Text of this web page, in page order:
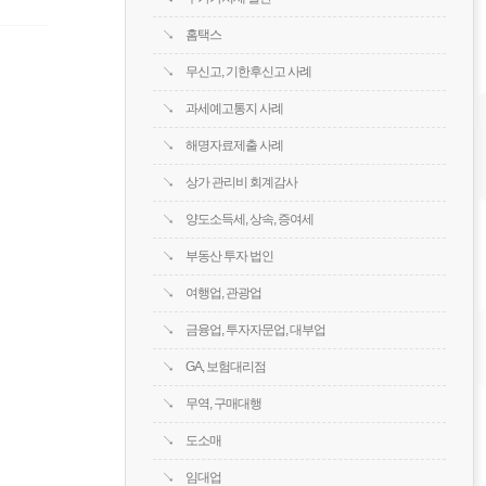
홈택스
무신고, 기한후신고 사례
과세예고통지 사례
해명자료제출 사례
상가 관리비 회계감사
양도소득세, 상속, 증여세
부동산 투자 법인
여행업, 관광업
금융업, 투자자문업, 대부업
GA, 보험대리점
무역, 구매대행
도소매
임대업